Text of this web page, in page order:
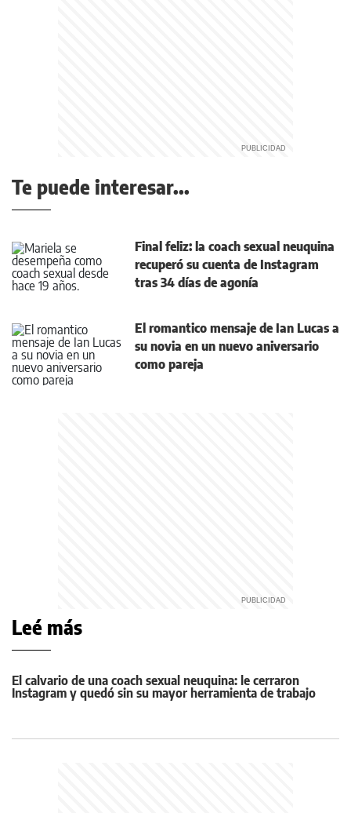
Te puede interesar...
Final feliz: la coach sexual neuquina
recuperó su cuenta de Instagram
tras 34 días de agonía
El romantico mensaje de Ian Lucas a
su novia en un nuevo aniversario
como pareja
Leé más
El calvario de una coach sexual neuquina: le cerraron
Instagram y quedó sin su mayor herramienta de trabajo